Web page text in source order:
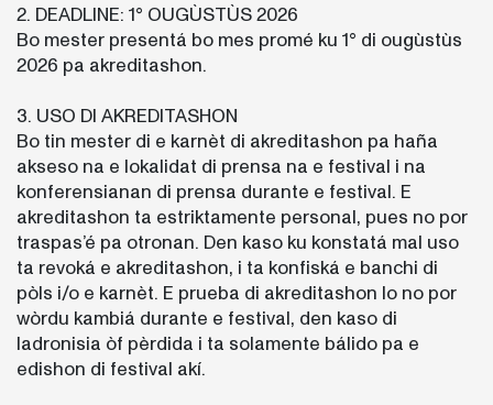
2. DEADLINE: 1° OUGÙSTÙS 2026
Bo mester presentá bo mes promé ku 1° di ougùstùs
2026 pa akreditashon.
3. USO DI AKREDITASHON
Bo tin mester di e karnèt di akreditashon pa haña
akseso na e lokalidat di prensa na e festival i na
konferensianan di prensa durante e festival. E
akreditashon ta estriktamente personal, pues no por
traspas’é pa otronan. Den kaso ku konstatá mal uso
ta revoká e akreditashon, i ta konfiská e banchi di
pòls i/o e karnèt. E prueba di akreditashon lo no por
wòrdu kambiá durante e festival, den kaso di
ladronisia òf pèrdida i ta solamente bálido pa e
edishon di festival akí.